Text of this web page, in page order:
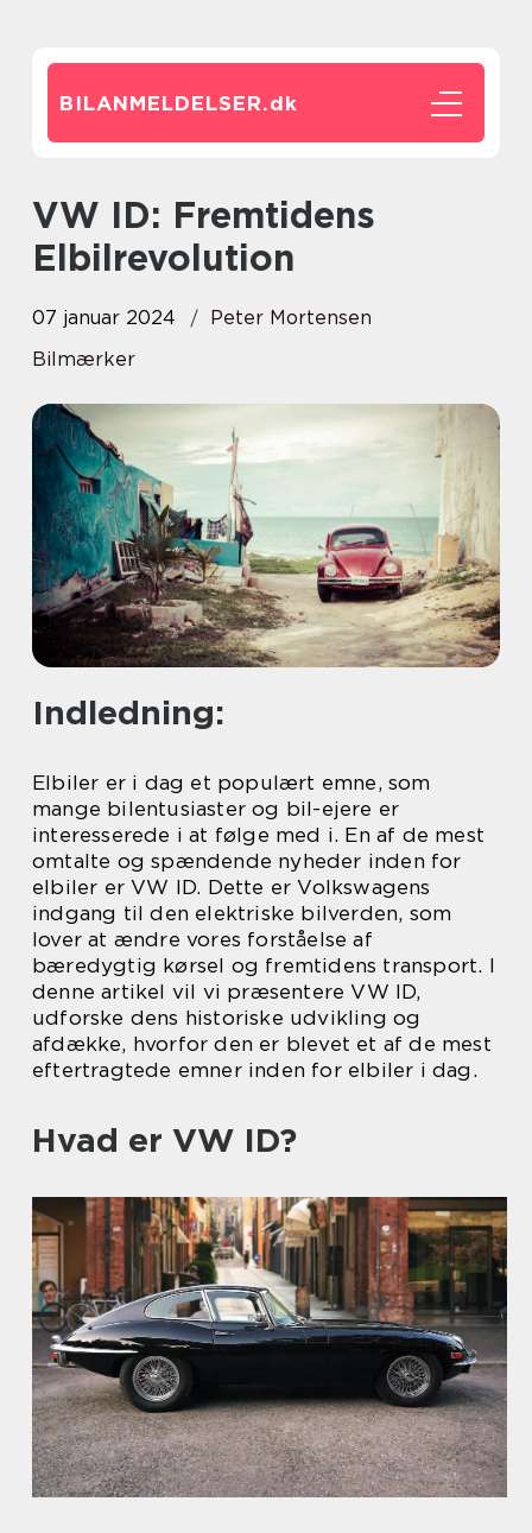
BILANMELDELSER.dk
VW ID: Fremtidens
Elbilrevolution
07 januar 2024
Peter Mortensen
Bilmærker
Indledning:
Elbiler er i dag et populært emne, som
mange bilentusiaster og bil-ejere er
interesserede i at følge med i. En af de mest
omtalte og spændende nyheder inden for
elbiler er VW ID. Dette er Volkswagens
indgang til den elektriske bilverden, som
lover at ændre vores forståelse af
bæredygtig kørsel og fremtidens transport. I
denne artikel vil vi præsentere VW ID,
udforske dens historiske udvikling og
afdække, hvorfor den er blevet et af de mest
eftertragtede emner inden for elbiler i dag.
Hvad er VW ID?